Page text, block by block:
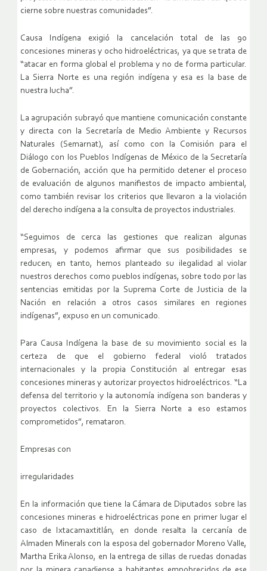
cierne sobre nuestras comunidades”.
Causa Indígena exigió la cancelación total de las 90
concesiones mineras y ocho hidroeléctricas, ya que se trata de
“atacar en forma global el problema y no de forma particular.
La Sierra Norte es una región indígena y esa es la base de
nuestra lucha”.
La agrupación subrayó que mantiene comunicación constante
y directa con la Secretaría de Medio Ambiente y Recursos
Naturales (Semarnat), así como con la Comisión para el
Diálogo con los Pueblos Indígenas de México de la Secretaría
de Gobernación, acción que ha permitido detener el proceso
de evaluación de algunos manifiestos de impacto ambiental,
como también revisar los criterios que llevaron a la violación
del derecho indígena a la consulta de proyectos industriales.
“Seguimos de cerca las gestiones que realizan algunas
empresas, y podemos afirmar que sus posibilidades se
reducen; en tanto, hemos planteado su ilegalidad al violar
nuestros derechos como pueblos indígenas, sobre todo por las
sentencias emitidas por la Suprema Corte de Justicia de la
Nación en relación a otros casos similares en regiones
indígenas”, expuso en un comunicado.
Para Causa Indígena la base de su movimiento social es la
certeza de que el gobierno federal violó tratados
internacionales y la propia Constitución al entregar esas
concesiones mineras y autorizar proyectos hidroeléctricos. “La
defensa del territorio y la autonomía indígena son banderas y
proyectos colectivos. En la Sierra Norte a eso estamos
comprometidos”, remataron.
Empresas con
irregularidades
En la información que tiene la Cámara de Diputados sobre las
concesiones mineras e hidroeléctricas pone en primer lugar el
caso de Ixtacamaxtitlán, en donde resalta la cercanía de
Almaden Minerals con la esposa del gobernador Moreno Valle,
Martha Erika Alonso, en la entrega de sillas de ruedas donadas